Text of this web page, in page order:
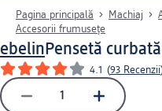
Pagina principală Machiaj
Accesorii frumusețe
ebelinPensetă
4.1 (93 Recenzii